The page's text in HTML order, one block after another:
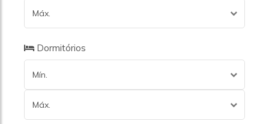
Máx.
Dormitórios
Mín.
Máx.